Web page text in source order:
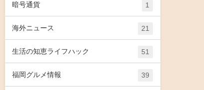
暗号通貨 1
海外ニュース 21
生活の知恵ライフハック 51
福岡グルメ情報 39